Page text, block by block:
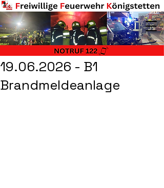
19.06.2026 - B1
Brandmeldeanlage